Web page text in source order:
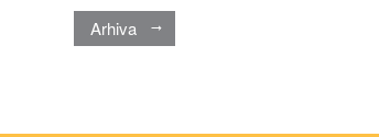
Arhiva